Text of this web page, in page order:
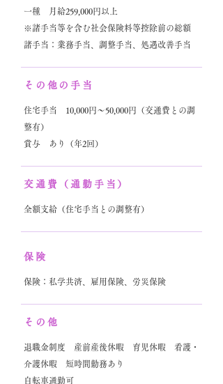
一種 月給259,000円以上
※諸手当等を含む社会保険料等控除前の総額
諸手当：業務手当、調整手当、処遇改善手当
その他の手当
住宅手当 10,000円～50,000円（交通費との調
整有）
賞与 あり（年2回）
交通費（通勤手当）
全額支給（住宅手当との調整有）
保険
保険：私学共済、雇用保険、労災保険
その他
退職金制度 産前産後休暇 育児休暇 看護・
介護休暇 短時間勤務あり
自転車通勤可